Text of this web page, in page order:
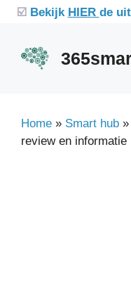
inhoud
☑️ Bekijk HIER de
Home » Smart hub »
review en informatie